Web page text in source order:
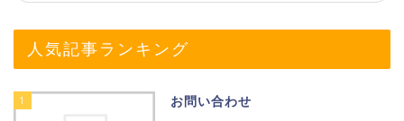
人気記事ランキング
1 お問い合わせ